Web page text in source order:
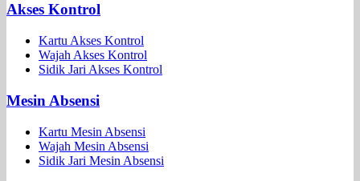
Akses Kontrol
Kartu Akses Kontrol
Wajah Akses Kontrol
Sidik Jari Akses Kontrol
Mesin Absensi
Kartu Mesin Absensi
Wajah Mesin Absensi
Sidik Jari Mesin Absensi